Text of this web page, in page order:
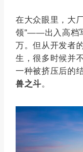
在大众眼里，大
领”——出入高档
万。但从开发者
生，很多时候并
一种被挤压后
兽之斗。